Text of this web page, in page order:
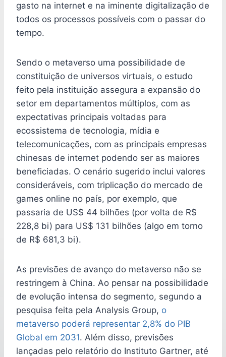
gasto na internet e na iminente digitalização de
todos os processos possíveis com o passar do
tempo.
Sendo o metaverso uma possibilidade de
constituição de universos virtuais, o estudo
feito pela instituição assegura a expansão do
setor em departamentos múltiplos, com as
expectativas principais voltadas para
ecossistema de tecnologia, mídia e
telecomunicações, com as principais empresas
chinesas de internet podendo ser as maiores
beneficiadas. O cenário sugerido inclui valores
consideráveis, com triplicação do mercado de
games online no país, por exemplo, que
passaria de US$ 44 bilhões (por volta de R$
228,8 bi) para US$ 131 bilhões (algo em torno
de R$ 681,3 bi).
As previsões de avanço do metaverso não se
restringem à China. Ao pensar na possibilidade
de evolução intensa do segmento, segundo a
pesquisa feita pela Analysis Group, o
metaverso poderá representar 2,8% do PIB
Global em 2031. Além disso, previsões
lançadas pelo relatório do Instituto Gartner, até